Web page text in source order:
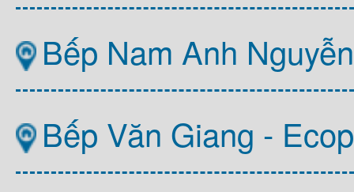
Bếp Nam Anh
Bếp Văn Giang -